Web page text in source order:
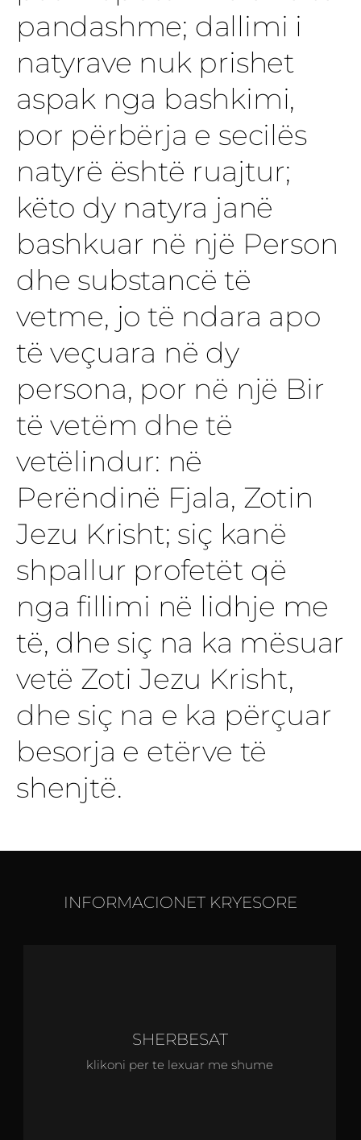
pandashme; dallimi i
natyrave nuk prishet
aspak nga bashkimi,
por përbërja e secilës
natyrë është ruajtur;
këto dy natyra janë
bashkuar në një Person
dhe substancë të
vetme, jo të ndara apo
të veçuara në dy
persona, por në një Bir
të vetëm dhe të
vetëlindur: në
Perëndinë Fjala, Zotin
Jezu Krisht; siç kanë
shpallur profetët që
nga fillimi në lidhje me
të, dhe siç na ka mësuar
vetë Zoti Jezu Krisht,
dhe siç na e ka përçuar
besorja e etërve të
shenjtë.
INFORMACIONET KRYESORE
SHERBESAT
klikoni per te lexuar me shume